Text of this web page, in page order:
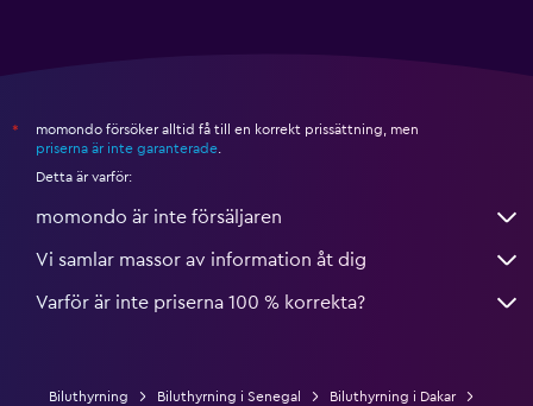
*
momondo försöker alltid få till en korrekt prissättning, men
priserna är inte garanterade.
Detta är varför:
momondo är inte försäljaren
Vi samlar massor av information åt dig
Varför är inte priserna 100 % korrekta?
Biluthyrning Biluthyrning i Senegal
Biluthyrning i Dakar